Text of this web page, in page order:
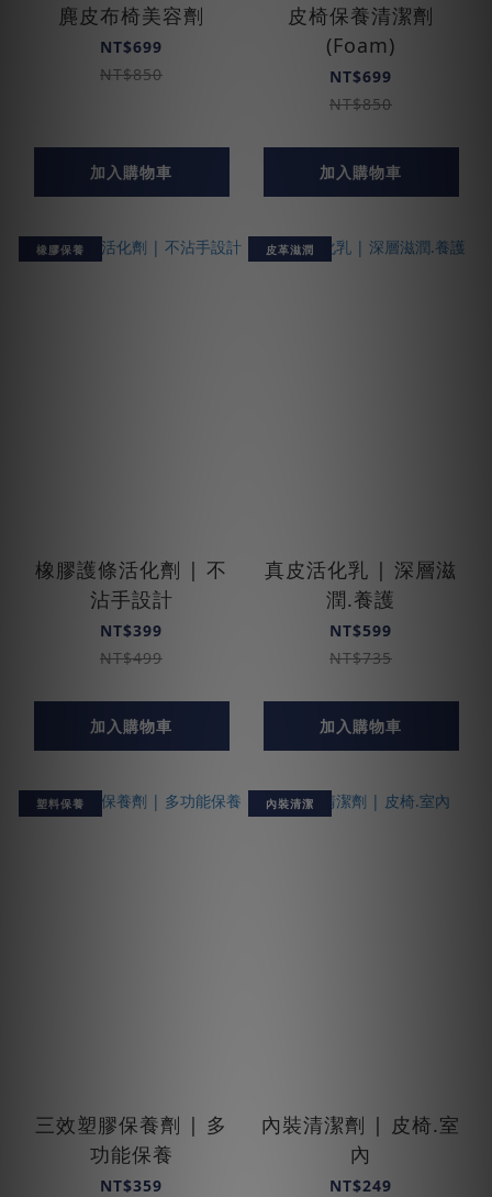
麂皮布椅美容劑
NT$699
NT$850
加入購物車
皮椅保養清潔劑
(Foam)
NT$699
NT$850
加入購物車
橡膠保養
橡膠護條活化劑 | 不
沾手設計
NT$399
NT$499
加入購物車
皮革滋潤
真皮活化乳 | 深層滋
潤.養護
NT$599
NT$735
加入購物車
塑料保養
三效塑膠保養劑 | 多
功能保養
NT$359
內裝清潔
內裝清潔劑 | 皮椅.室
內
NT$249